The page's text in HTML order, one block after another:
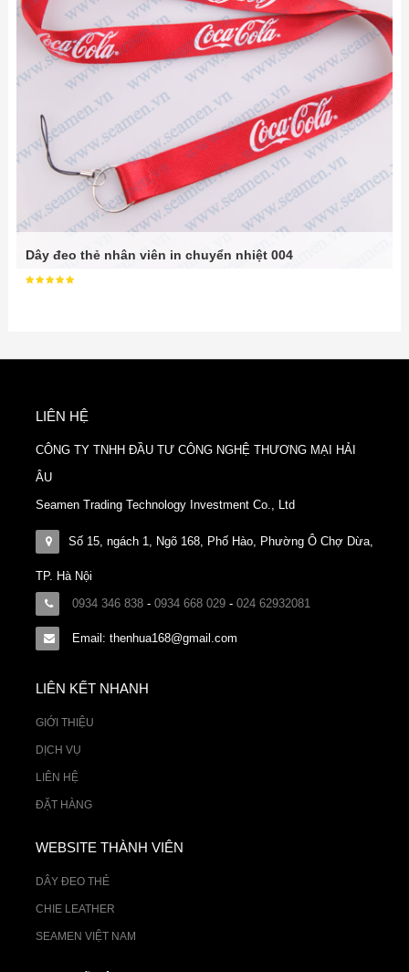
Dây đeo thẻ nhân viên in chuyển nhiệt 004
LIÊN HỆ
CÔNG TY TNHH ĐẦU TƯ CÔNG NGHỆ THƯƠNG MẠI HẢI
ÂU
Seamen Trading Technology Investment Co., Ltd
Số 15, ngách 1, Ngõ 168, Phố Hào, Phường Ô Chợ Dừa,
TP. Hà Nội
0934 346 838 - 0934 668 029 - 024 62932081
Email: thenhua168@gmail.com
LIÊN KẾT NHANH
GIỚI THIỆU
DỊCH VỤ
LIÊN HỆ
ĐẶT HÀNG
WEBSITE THÀNH VIÊN
DÂY ĐEO THẺ
CHIE LEATHER
SEAMEN VIỆT NAM